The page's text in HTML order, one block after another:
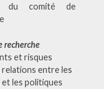
du comité de
recherche
et risques
entre les
et les politiques